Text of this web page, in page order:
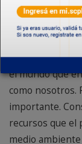
miembros
Alianza
es un
no haya otro
el mundo que
como nosotros.
importante.
recursos que el
medio